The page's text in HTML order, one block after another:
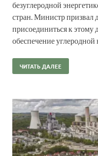
безуглеродной
стран. Министр призвал
присоединиться к
обеспечение углеродной
ЧИТАТЬ ДАЛЕЕ